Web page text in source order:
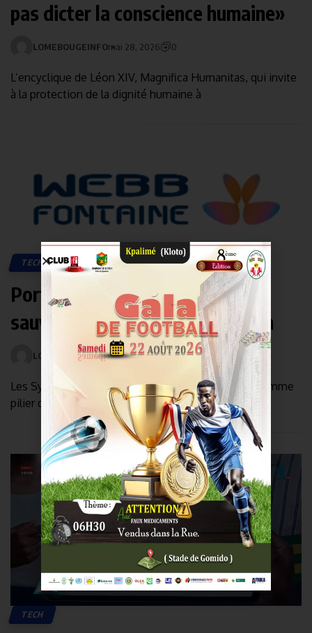
pas dicter la conscience humaine»
LOMEBOUGEINFOmai 28, 2026 0
L’encyclique de Léon XIV, Magnifica Humanitas, qui invite
à la protection de la dignité humaine à
TECH
Ports numériques : la bouée de
sauvetage du commerce africain
LOMEBOUGEINFOmai 20, 2026 0
Les Systèmes Portuaires Communautaires (PCS) comme
pilier de résilience en temps de crise : pourquoi les
TECH